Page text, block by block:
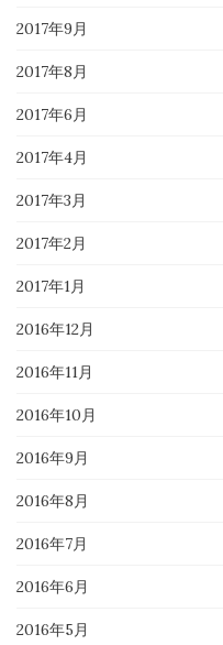
2017年9月
2017年8月
2017年6月
2017年4月
2017年3月
2017年2月
2017年1月
2016年12月
2016年11月
2016年10月
2016年9月
2016年8月
2016年7月
2016年6月
2016年5月